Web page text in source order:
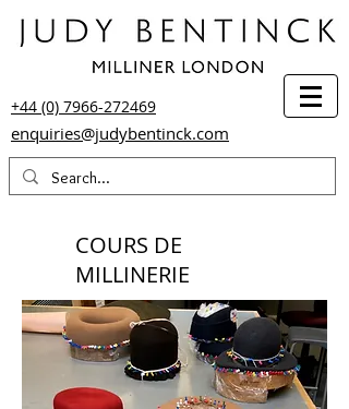
+44 (0) 7966-272469
enquiries@judybentinck.com
COURS DE
MILLINERIE